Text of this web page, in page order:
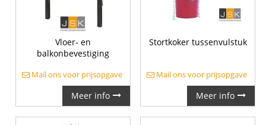
Vloer- en
balkonbevestiging
Mail ons voor prijsopgave
Meer info
Stortkoker tussenvulstuk
Mail ons voor prijsopgave
Meer info